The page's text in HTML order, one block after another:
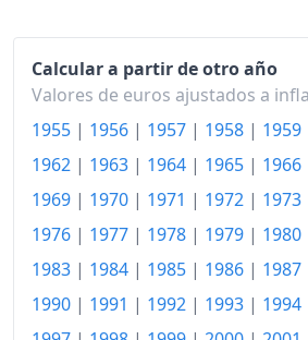
1988
158.12
1990
1991
173.66
1992
1993
Calcular a partir de otro año
Valores de euros ajustados a
1955 | 1956 | 1957 | 1958 | 1959
1962 | 1963 | 1964 | 1965 | 1966
1969 | 1970 | 1971 | 1972 | 1973
1976 | 1977 | 1978 | 1979 | 1980
1983 | 1984 | 1985 | 1986 | 1987
1990 | 1991 | 1992 | 1993 | 1994